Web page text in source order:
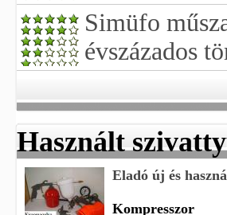
Simüfo
évszázados
Használt
Eladó új és
Kompresszor